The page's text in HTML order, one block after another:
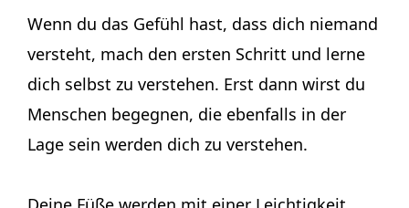
Wenn du das Gefühl hast, dass dich niemand
versteht, mach den ersten Schritt und lerne
dich selbst zu verstehen. Erst dann wirst du
Menschen begegnen, die ebenfalls in der
Lage sein werden dich zu verstehen.